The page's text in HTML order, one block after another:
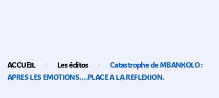
ACCUEIL Les éditos
Catastrophe de MBANKOLO :
APRES LES EMOTIONS….PLACE A LA REFLEXION.